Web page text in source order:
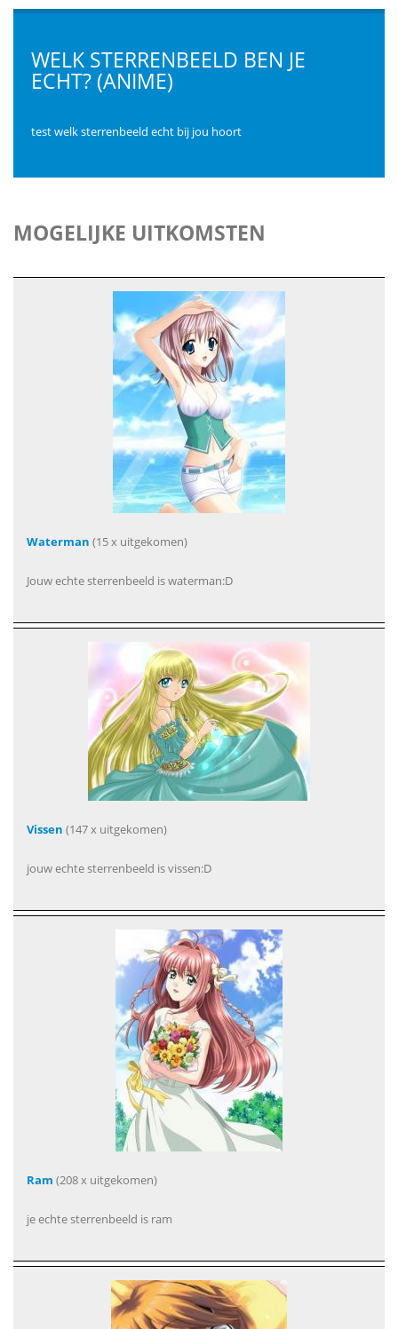
WELK STERRENBEELD BEN JE
ECHT? (ANIME)
test welk sterrenbeeld echt bij jou hoort
MOGELIJKE UITKOMSTEN
Waterman (15 x uitgekomen)
Jouw echte sterrenbeeld is waterman:D
Vissen (147 x uitgekomen)
jouw echte sterrenbeeld is vissen:D
Ram (208 x uitgekomen)
je echte sterrenbeeld is ram